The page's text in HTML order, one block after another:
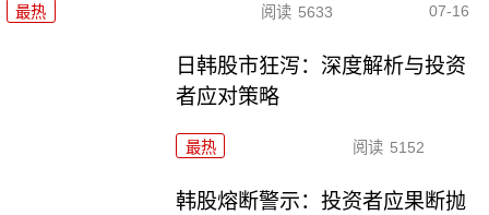
最热 阅读 5633 07-16
日韩股市狂泻：深度解析与投资
者应对策略
最热 阅读 5152
韩股熔断警示：投资者应果断抛